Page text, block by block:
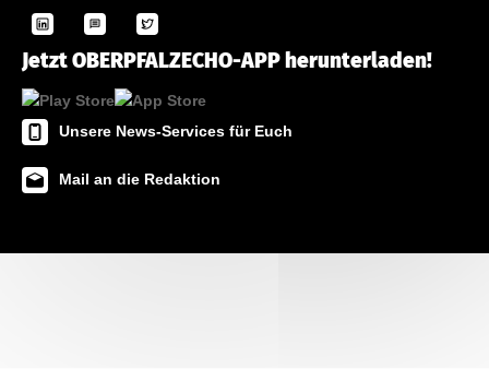
Jetzt OBERPFALZECHO-APP herunterladen!
Unsere News-Services für Euch
Mail an die Redaktion